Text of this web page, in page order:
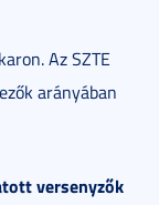
Az SZTE
arányában
versenyzők